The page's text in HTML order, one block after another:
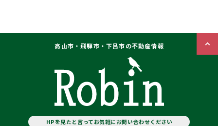
高山市・飛騨市・下呂市の不動産情報
HPを見たと言ってお気軽にお問い合わせください